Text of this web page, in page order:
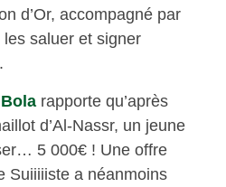
d’Or, accompagné par
saluer et signer
rapporte qu’après
d’Al-Nassr, un jeune
5 000€ ! Une offre
Suiiiiiste a néanmoins